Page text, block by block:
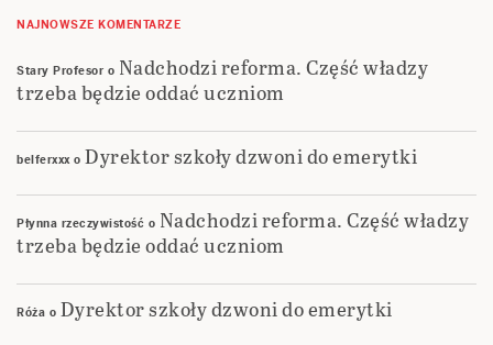
NAJNOWSZE KOMENTARZE
Stary Profesor o Nadchodzi reforma. Część władzy
trzeba będzie oddać uczniom
belferxxx o Dyrektor szkoły dzwoni do emerytki
Płynna rzeczywistość o Nadchodzi reforma. Część władzy
trzeba będzie oddać uczniom
Róża o Dyrektor szkoły dzwoni do emerytki